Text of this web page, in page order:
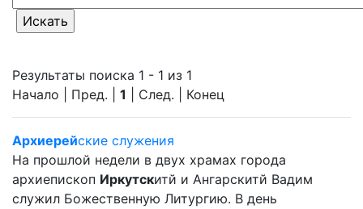
Результаты поиска 1 - 1 из 1
Начало | Пред. | 1 | След. | Конец
Архиерейские служения
На прошлой недели в двух храмах города
архиепископ Иркутскитй и Ангарскитй Вадим
служил Божественную Литургию. В день